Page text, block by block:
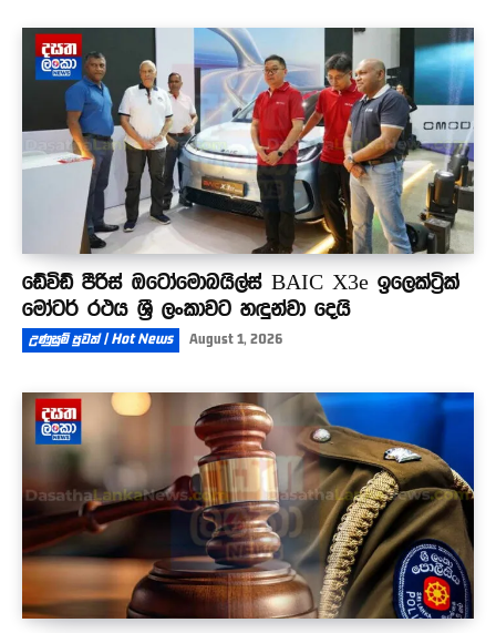
ඩේවිඩ් පීරිස් ඔටෝමොබයිල්ස් BAIC X3e ඉලෙක්ට්‍රික්
මෝටර් රථය ශ්‍රී ලංකාවට හඳුන්වා දෙයි
උණුසුම් පුවත් | Hot News August 1, 2026